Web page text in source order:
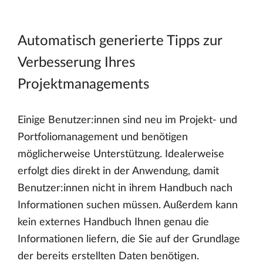
Automatisch generierte Tipps zur
Verbesserung Ihres
Projektmanagements
Einige Benutzer:innen sind neu im Projekt- und
Portfoliomanagement und benötigen
möglicherweise Unterstützung. Idealerweise
erfolgt dies direkt in der Anwendung, damit
Benutzer:innen nicht in ihrem Handbuch nach
Informationen suchen müssen. Außerdem kann
kein externes Handbuch Ihnen genau die
Informationen liefern, die Sie auf der Grundlage
der bereits erstellten Daten benötigen.